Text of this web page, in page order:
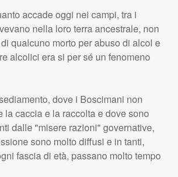
accade oggi nei campi, tra i
nella loro terra ancestrale, non
qualcuno morto per abuso di alcol e
alcolici era si per sé un fenomeno
dove i Boscimani non
la caccia e la raccolta e dove sono
dalle "misere razioni" governative,
sono molto diffusi e in tanti,
fascia di età, passano molto tempo